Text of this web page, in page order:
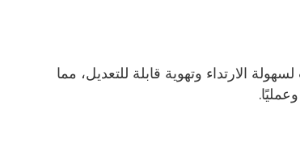
الارتداء وتهوية قابلة للتعديل، مما